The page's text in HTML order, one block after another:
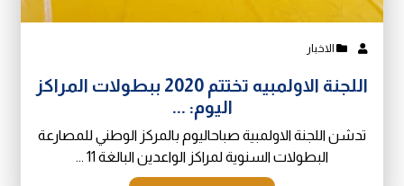
الاخبار
اللجنة الاولمبيه تختتم 2020 ببطولات المراكز
اليوم: ...
تدشن اللجنة الاولمبية صباحاليوم بالمركز الوطني للمصارعة
البطولات السنوية لمراكز الواعدين البالغة 11 ...